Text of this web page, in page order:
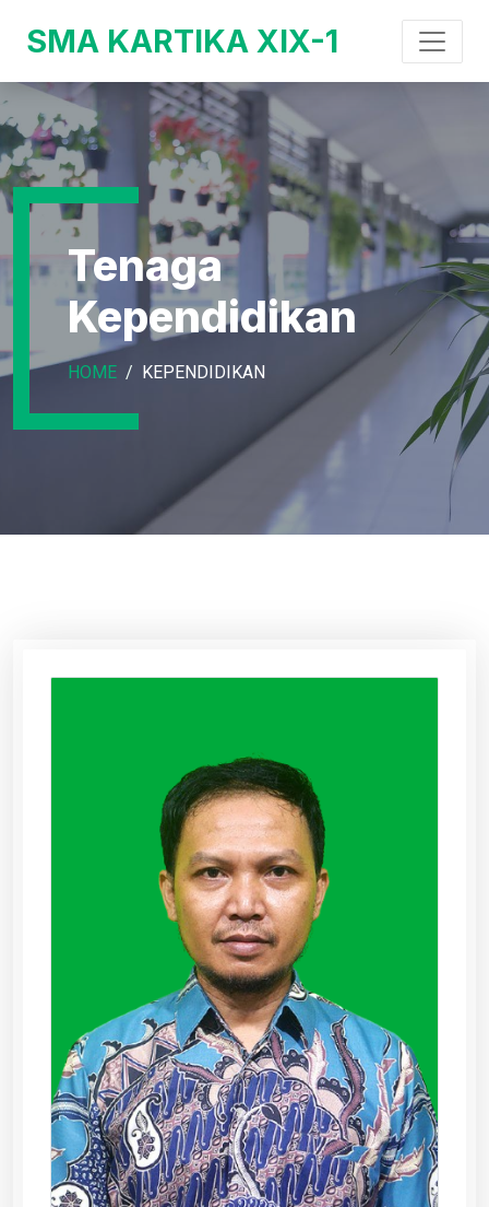
SMA KARTIKA XIX-1
Tenaga
Kependidikan
HOME KEPENDIDIKAN